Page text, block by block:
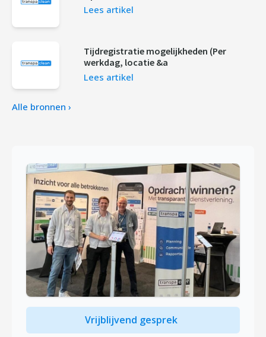
Lees artikel
Tijdregistratie mogelijkheden (Per
werkdag, locatie &a
Lees artikel
Alle bronnen ›
Vrijblijvend gesprek